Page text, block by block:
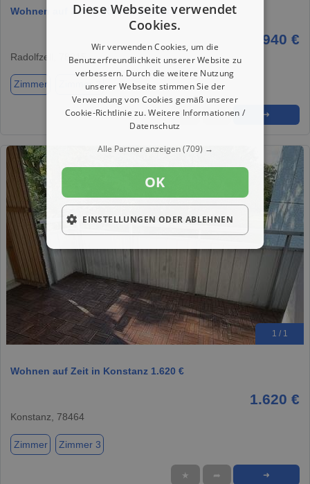
Wohnen auf Zeit in Radolfzell 940 €
940 €
Radolfzell, 78315
Zimmer Zimmer 2
★ ➦ ➜
1 / 1
Wohnen auf Zeit in Konstanz 1.620 €
1.620 €
Konstanz, 78464
Zimmer Zimmer 3
★ ➦ ➜
Diese Webseite verwendet
Cookies.
Wir verwenden Cookies, um die
Benutzerfreundlichkeit unserer Website zu
verbessern. Durch die weitere Nutzung
unserer Webseite stimmen Sie der
Verwendung von Cookies gemäß unserer
Cookie-Richtlinie zu.Weitere Informationen /
Datenschutz
Alle Partner anzeigen(709) →
OK
EINSTELLUNGEN ODER ABLEHNEN